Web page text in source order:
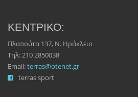
ΚΕΝΤΡΙΚΟ:
Πλαπούτα 137, Ν. Ηράκλειο
Τηλ: 210 2850038
Email:terras@otenet.gr
terras sport